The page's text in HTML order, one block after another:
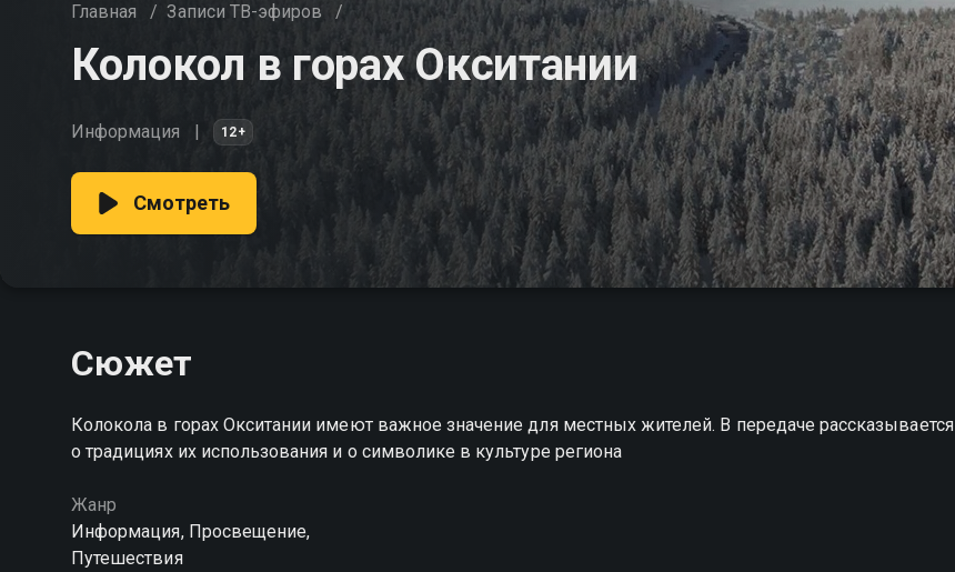
Главная / Записи ТВ-эфиров /
Колокол в горах Окситании
Информация 12+
Смотреть
Сюжет
Колокола в горах Окситании имеют важное значение для местных жителей. В передаче рассказывается
о традициях их использования и о символике в культуре региона
Жанр
Информация, Просвещение,
Путешествия